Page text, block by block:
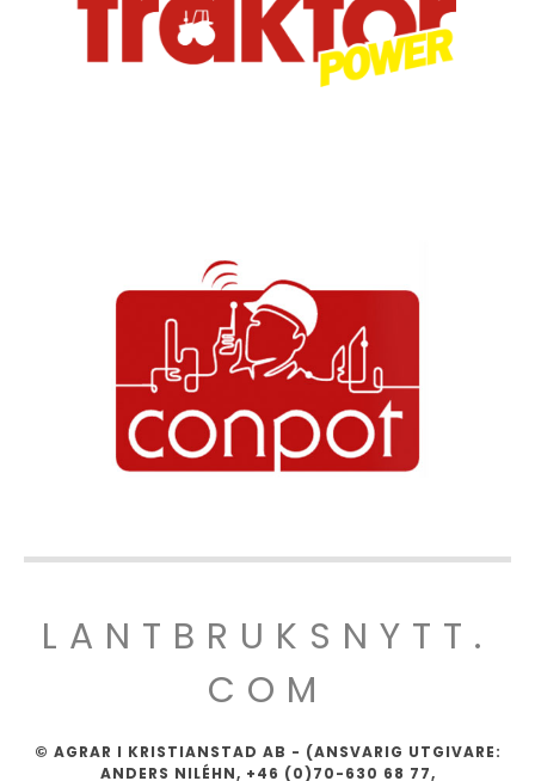
LANTBRUKSNYTT.
COM
© AGRAR I KRISTIANSTAD AB - (ANSVARIG UTGIVARE:
ANDERS NILÉHN, +46 (0)70-630 68 77,